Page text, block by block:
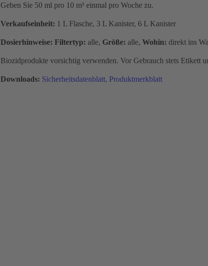
Geben Sie 50 ml pro 10 m³ einmal pro Woche zu.
Verkaufseinheit: 1 L Flasche, 3 L Kanister, 6 L Kanister
Dosierhinweise: Filtertyp: alle, Größe: alle, Wohin: direkt ins
Biozidprodukte vorsichtig verwenden. Vor Gebrauch stets Etikett
Downloads: Sicherheitsdatenblatt, Produktmerkblatt